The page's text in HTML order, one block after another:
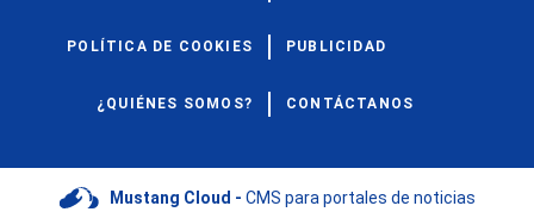
POLÍTICA DE COOKIES PUBLICIDAD
¿QUIÉNES SOMOS? CONTÁCTANOS
Mustang Cloud - CMS para portales de noticias